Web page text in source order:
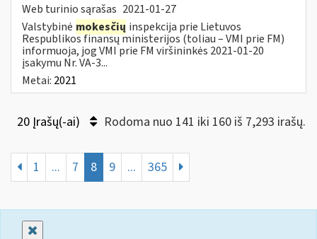
Web turinio sąrašas 2021-01-27
Valstybinė mokesčių inspekcija prie Lietuvos
Respublikos finansų ministerijos (toliau – VMI prie FM)
informuoja, jog VMI prie FM viršininkės 2021-01-20
įsakymu Nr. VA-3...
Metai: 2021
20 Įrašų(-ai) Rodoma nuo 141 iki 160 iš 7,293 irašų.
1 ... 7 8 9 ... 365